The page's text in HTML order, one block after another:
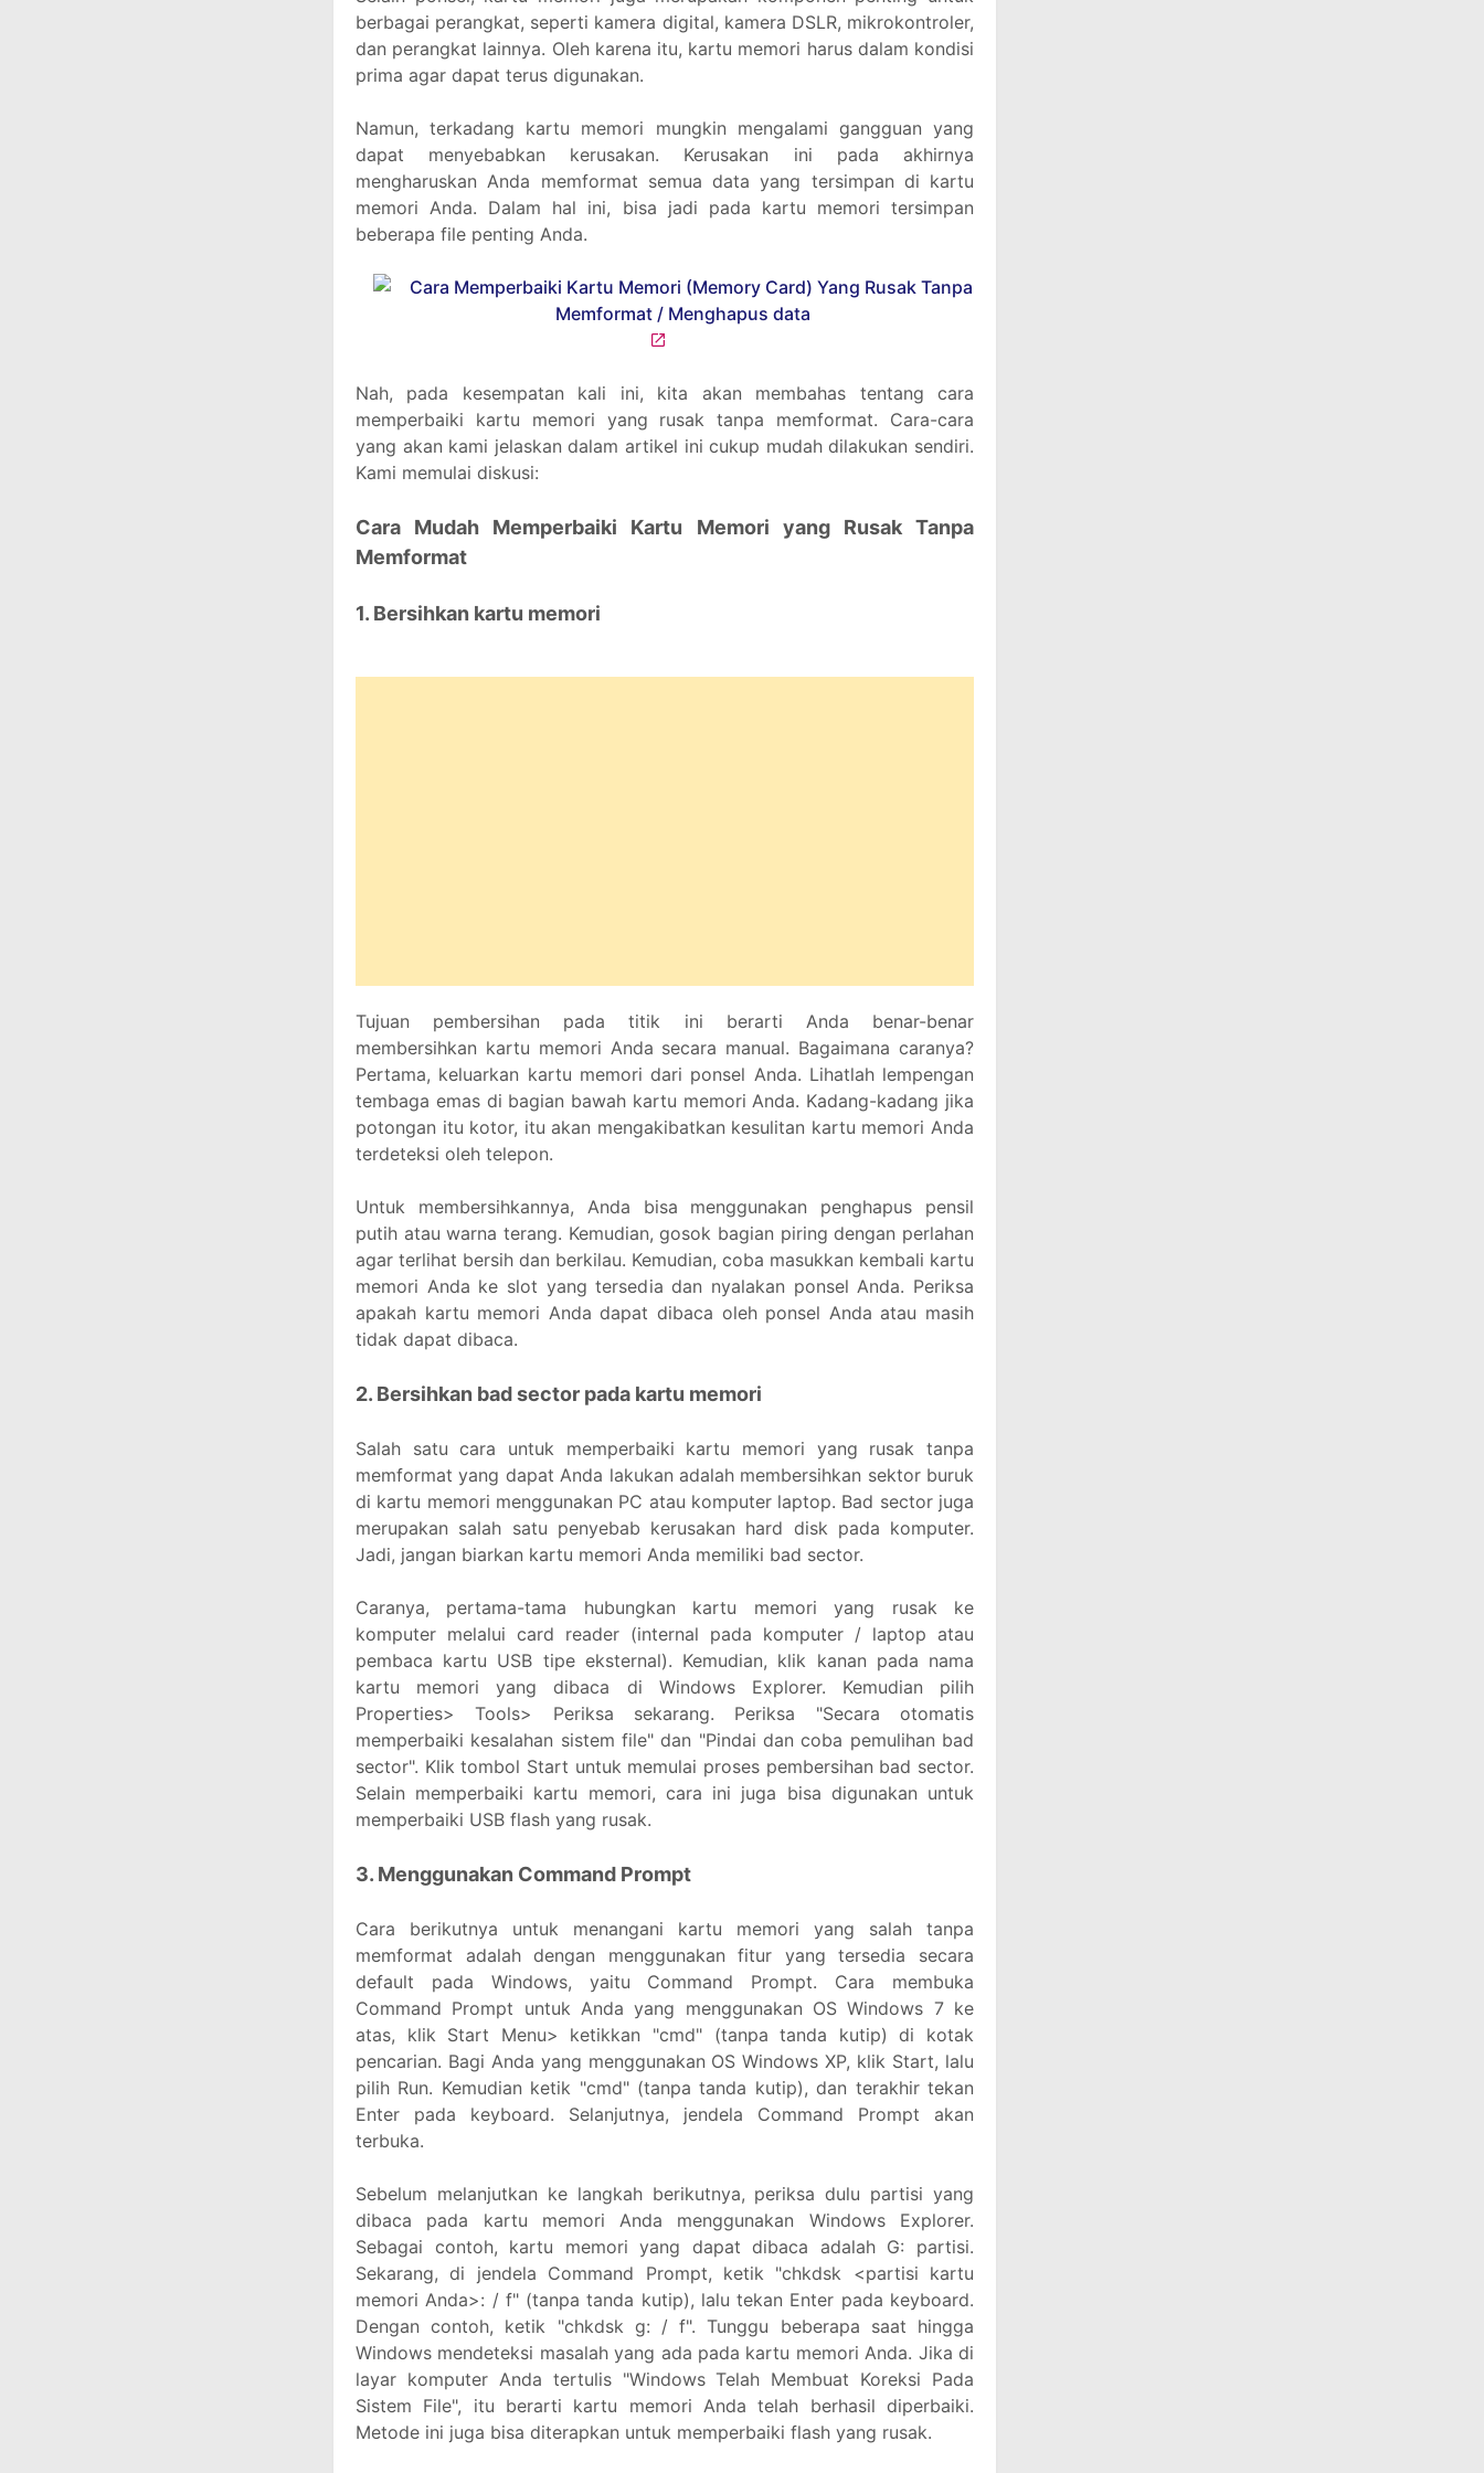
berbagai perangkat, seperti kamera digital, kamera DSLR, mikrokontroler,
dan perangkat lainnya. Oleh karena itu, kartu memori harus dalam kondisi
prima agar dapat terus digunakan.
Namun, terkadang kartu memori mungkin mengalami gangguan yang
dapat menyebabkan kerusakan. Kerusakan ini pada akhirnya
mengharuskan Anda memformat semua data yang tersimpan di kartu
memori Anda. Dalam hal ini, bisa jadi pada kartu memori tersimpan
beberapa file penting Anda.
Nah, pada kesempatan kali ini, kita akan membahas tentang cara
memperbaiki kartu memori yang rusak tanpa memformat. Cara-cara
yang akan kami jelaskan dalam artikel ini cukup mudah dilakukan sendiri.
Kami memulai diskusi:
Cara Mudah Memperbaiki Kartu Memori yang Rusak Tanpa
Memformat
1. Bersihkan kartu memori
Tujuan pembersihan pada titik ini berarti Anda benar-benar
membersihkan kartu memori Anda secara manual. Bagaimana caranya?
Pertama, keluarkan kartu memori dari ponsel Anda. Lihatlah lempengan
tembaga emas di bagian bawah kartu memori Anda. Kadang-kadang jika
potongan itu kotor, itu akan mengakibatkan kesulitan kartu memori Anda
terdeteksi oleh telepon.
Untuk membersihkannya, Anda bisa menggunakan penghapus pensil
putih atau warna terang. Kemudian, gosok bagian piring dengan perlahan
agar terlihat bersih dan berkilau. Kemudian, coba masukkan kembali kartu
memori Anda ke slot yang tersedia dan nyalakan ponsel Anda. Periksa
apakah kartu memori Anda dapat dibaca oleh ponsel Anda atau masih
tidak dapat dibaca.
2. Bersihkan bad sector pada kartu memori
Salah satu cara untuk memperbaiki kartu memori yang rusak tanpa
memformat yang dapat Anda lakukan adalah membersihkan sektor buruk
di kartu memori menggunakan PC atau komputer laptop. Bad sector juga
merupakan salah satu penyebab kerusakan hard disk pada komputer.
Jadi, jangan biarkan kartu memori Anda memiliki bad sector.
Caranya, pertama-tama hubungkan kartu memori yang rusak ke
komputer melalui card reader (internal pada komputer / laptop atau
pembaca kartu USB tipe eksternal). Kemudian, klik kanan pada nama
kartu memori yang dibaca di Windows Explorer. Kemudian pilih
Properties> Tools> Periksa sekarang. Periksa "Secara otomatis
memperbaiki kesalahan sistem file" dan "Pindai dan coba pemulihan bad
sector". Klik tombol Start untuk memulai proses pembersihan bad sector.
Selain memperbaiki kartu memori, cara ini juga bisa digunakan untuk
memperbaiki USB flash yang rusak.
3. Menggunakan Command Prompt
Cara berikutnya untuk menangani kartu memori yang salah tanpa
memformat adalah dengan menggunakan fitur yang tersedia secara
default pada Windows, yaitu Command Prompt. Cara membuka
Command Prompt untuk Anda yang menggunakan OS Windows 7 ke
atas, klik Start Menu> ketikkan "cmd" (tanpa tanda kutip) di kotak
pencarian. Bagi Anda yang menggunakan OS Windows XP, klik Start, lalu
pilih Run. Kemudian ketik "cmd" (tanpa tanda kutip), dan terakhir tekan
Enter pada keyboard. Selanjutnya, jendela Command Prompt akan
terbuka.
Sebelum melanjutkan ke langkah berikutnya, periksa dulu partisi yang
dibaca pada kartu memori Anda menggunakan Windows Explorer.
Sebagai contoh, kartu memori yang dapat dibaca adalah G: partisi.
Sekarang, di jendela Command Prompt, ketik "chkdsk <partisi kartu
memori Anda>: / f" (tanpa tanda kutip), lalu tekan Enter pada keyboard.
Dengan contoh, ketik "chkdsk g: / f". Tunggu beberapa saat hingga
Windows mendeteksi masalah yang ada pada kartu memori Anda. Jika di
layar komputer Anda tertulis "Windows Telah Membuat Koreksi Pada
Sistem File", itu berarti kartu memori Anda telah berhasil diperbaiki.
Metode ini juga bisa diterapkan untuk memperbaiki flash yang rusak.